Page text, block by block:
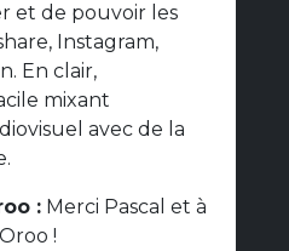
et de pouvoir les
Instagram,
En clair,
mixant
avec de la
: Merci Pascal et à
!